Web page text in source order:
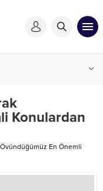
Konulardan
En Önemli